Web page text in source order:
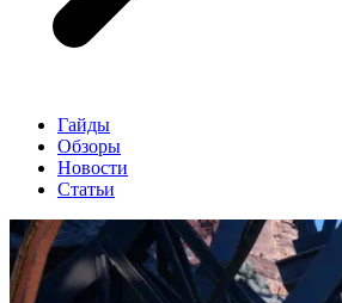
Гайды
Обзоры
Новости
Статьи